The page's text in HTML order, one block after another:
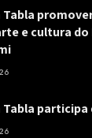
Tabla
e cultura do
participa